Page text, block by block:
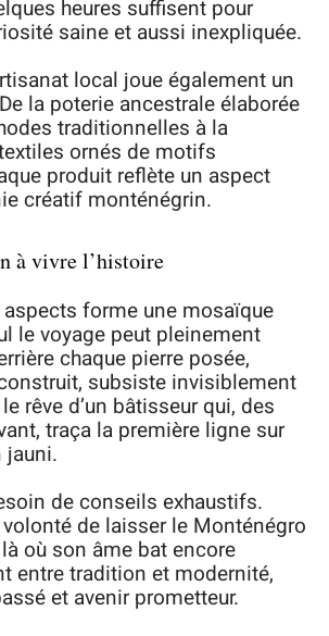
heures suffisent pour
saine et aussi inexpliquée.
local joue également un
la poterie ancestrale élaborée
traditionnelles à la
ornés de motifs
produit reflète un aspect
créatif monténégrin.
à vivre l’histoire
aspects forme une mosaïque
le voyage peut pleinement
chaque pierre posée,
subsiste invisiblement
rêve d’un bâtisseur qui, des
traça la première ligne sur
jauni.
de conseils exhaustifs.
de laisser le Monténégro
où son âme bat encore
entre tradition et modernité,
et avenir prometteur.